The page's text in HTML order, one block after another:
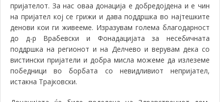
пријателот. За нас оваа донација е добредојдена и е чин
на пријател кој се грижи и дава поддршка во најтешките
денови кои ги живееме. Изразувам голема благодарност
до д-р Врабевски и Фонадацијата за несебичната
поддршка на регионот и на Делчево и верувам дека со
вистински пријатели и добра мисла можеме да излеземе
победници во борбата со невидливиот непријател,
истакна Трајковски.